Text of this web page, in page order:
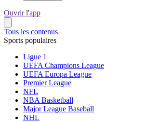
Ouvrir l'app
Tous les contenus
Sports populaires
Ligue 1
UEFA Champions League
UEFA Europa League
Premier League
NFL
NBA Basketball
Major League Baseball
NHL